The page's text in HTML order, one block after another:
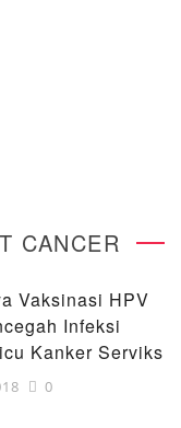
CANCER
Vaksinasi HPV
Infeksi
Kanker Serviks
0